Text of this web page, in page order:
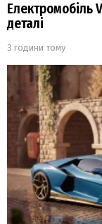
Електромобіль
деталі
3 години тому